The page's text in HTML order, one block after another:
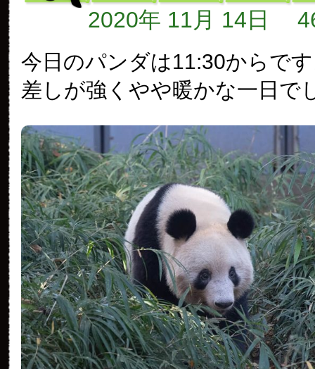
2020年 11月 14日
今日のパンダは11:30からで
差しが強くやや暖かな一日で